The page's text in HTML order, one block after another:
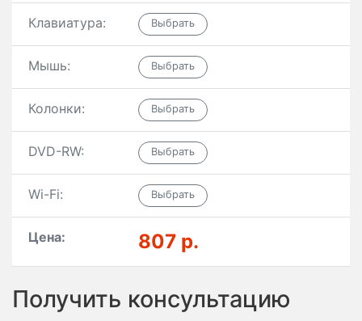
Клавиатура:
Мышь:
Колонки:
DVD-RW:
Wi-Fi:
Цена: 807 р.
Получить консультацию